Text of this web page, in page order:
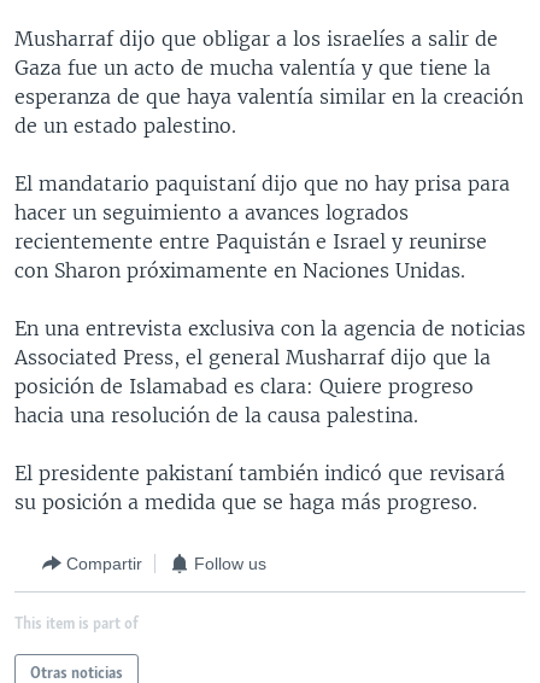
CHILE
PERÚ
ECUADOR
BRASIL
EL SALVADOR
GUATEMALA
HONDURAS
INMIGRACIÓN
LIBERTAD DE PRENSA
MUNDO
ENTRETENIMIENTO Y CULTURA
TECNOLOGÍA
CIENCIA Y SALUD
ESPECIALES DE LA VOA
LIBERTAD DE PRENSA
UCRANIA
VIDEOS
FOTOGRAFÍA
PROGRAMAS TV
EL MUNDO AL DÍA
VISIÓN 360
LAS CLAVES
PANORAMA
RADIO
AUDIONOTICIAS
BUENOS DÍAS AMÉRICA
ESTADOS UNIDOS AL DÍA
EL MUNDO AL DÍA [RADIO]
FORO [RADIO]
DEPORTIVO INTERNACIONAL
NOTA ECONÓMICA
DOCUMENTALES DE LA VOA
Learning English
SÍGANOS
Musharraf dijo que obligar a los israelíes a salir de
Gaza fue un acto de mucha valentía y que tiene la
esperanza de que haya valentía similar en la creación
de un estado palestino.
El mandatario paquistaní dijo que no hay prisa para
hacer un seguimiento a avances logrados
recientemente entre Paquistán e Israel y reunirse
con Sharon próximamente en Naciones Unidas.
En una entrevista exclusiva con la agencia de noticias
Associated Press, el general Musharraf dijo que la
posición de Islamabad es clara: Quiere progreso
hacia una resolución de la causa palestina.
El presidente pakistaní también indicó que revisará
su posición a medida que se haga más progreso.
Compartir Follow us
This item is part of
Otras noticias